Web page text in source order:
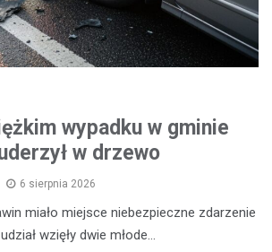
wypadku w gminie
w drzewo
6 sierpnia 2026
miało miejsce niebezpieczne zdarzenie
wzięły dwie młode…